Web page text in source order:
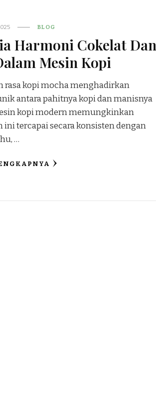
BLOG
Harmoni Cokelat Dan
Mesin Kopi
rasa kopi mocha menghadirkan
antara pahitnya kopi dan manisnya
kopi modern memungkinkan
ini tercapai secara konsisten dengan
…